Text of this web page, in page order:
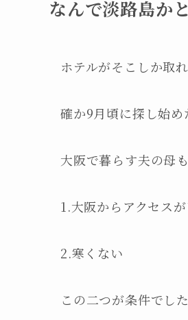
なんで淡路島か
ホテルがそこしか取
確か9月頃に探し始め
大阪で暮らす夫の母
1.大阪からアクセス
2.寒くない
この二つが条件でし